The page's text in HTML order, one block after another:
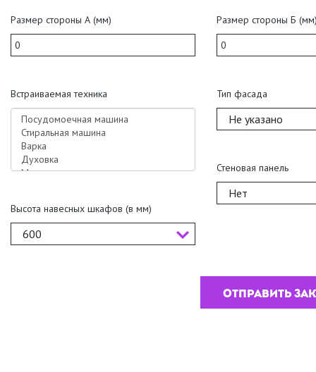
Размер стороны А (мм)
Встраиваемая техника
Высота навесных шкафов (в мм)
600
Размер стороны Б
Тип фасада
Не указано
Стеновая панель
Нет